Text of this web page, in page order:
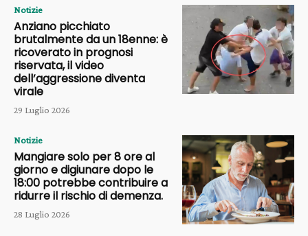
Notizie
Anziano picchiato
brutalmente da un 18enne: è
ricoverato in prognosi
riservata, il video
dell’aggressione diventa
virale
29 Luglio 2026
Notizie
Mangiare solo per 8 ore al
giorno e digiunare dopo le
18:00 potrebbe contribuire a
ridurre il rischio di demenza.
28 Luglio 2026